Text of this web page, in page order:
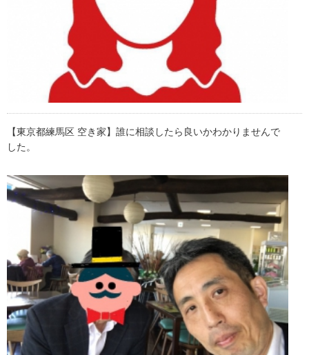
【東京都練馬区 空き家】誰に相談したら良いかわかりませんで
した。